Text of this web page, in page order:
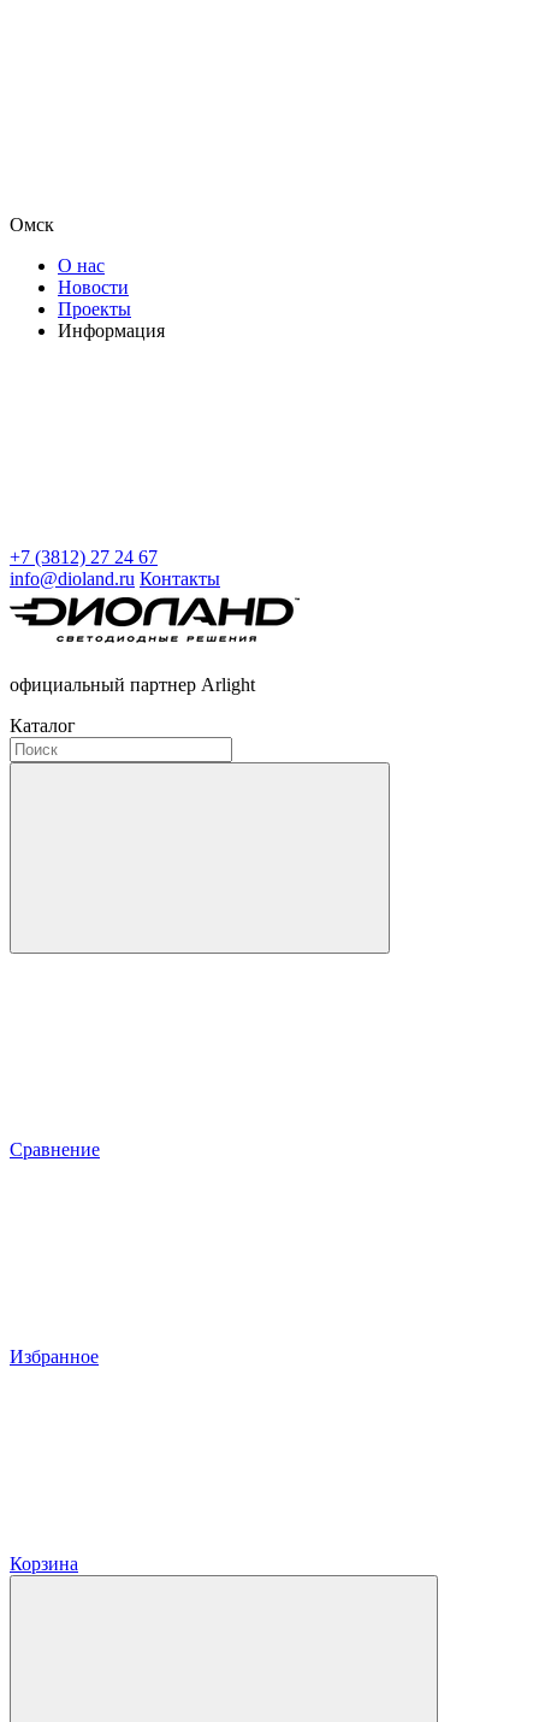
Омск
О нас
Новости
Проекты
Информация
+7 (3812) 27 24 67
info@dioland.ru Контакты
официальный партнер Arlight
Каталог
Сравнение
Избранное
Корзина